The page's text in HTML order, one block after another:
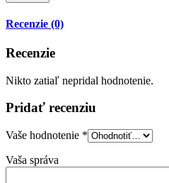
Recenzie (0)
Recenzie
Nikto zatiaľ nepridal hodnotenie.
Pridať recenziu
Vaše hodnotenie *
Vaša správa